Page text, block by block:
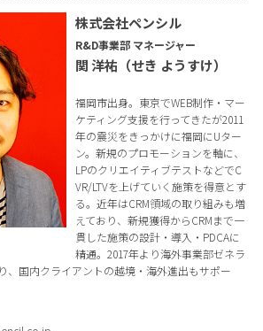
株式会社ペンシル
R&D事業部 マネージャー
関 洋祐（せき ようすけ）
福岡市出身。東京でWEB制作・マー
ケティング支援を行ってきたが2011
年の震災をきっかけに福岡にUター
ン。新規のプロモーションを軸に、
LPのクリエイティブテストなどでC
VR/LTVを上げていく施策を得意とす
る。近年はCRM領域の取り組みも増
えており、新規獲得からCRMまで一
貫した施策の設計・導入・PDCAに
精通。2017年より海外事業部ゼネラ
、国内クライアントの越境・海外進出もサポー